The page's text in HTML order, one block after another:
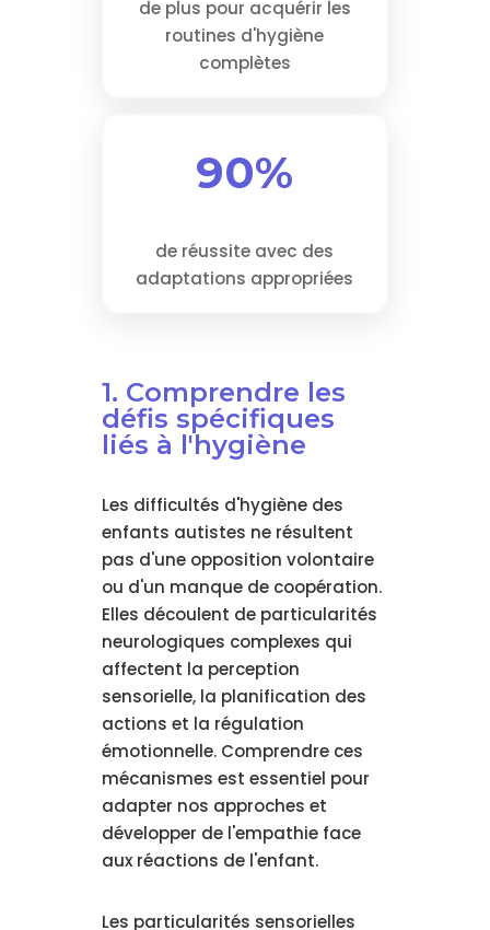
de plus pour acquérir les
routines d'hygiène
complètes
90%
de réussite avec des
adaptations appropriées
1. Comprendre les
défis spécifiques
liés à l'hygiène
Les difficultés d'hygiène des
enfants autistes ne résultent
pas d'une opposition volontaire
ou d'un manque de coopération.
Elles découlent de particularités
neurologiques complexes qui
affectent la perception
sensorielle, la planification des
actions et la régulation
émotionnelle. Comprendre ces
mécanismes est essentiel pour
adapter nos approches et
développer de l'empathie face
aux réactions de l'enfant.
Les particularités sensorielles